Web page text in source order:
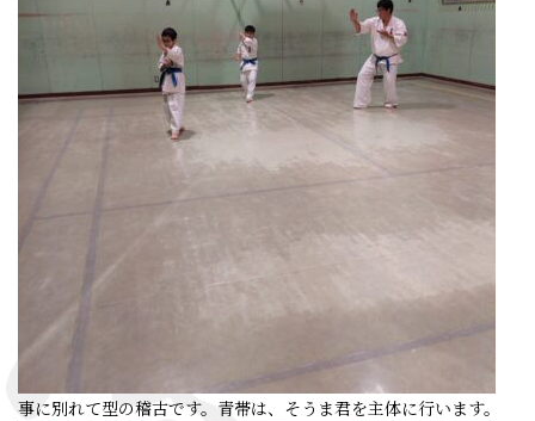
事に別れて型の稽古です。青帯は、そうま君を主体に行います。